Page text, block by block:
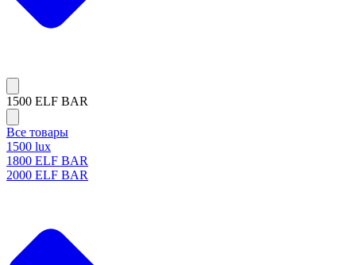
1500 ELF BAR
Все товары
1500 lux
1800 ELF BAR
2000 ELF BAR